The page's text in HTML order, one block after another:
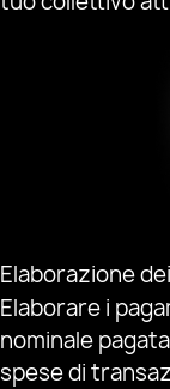
Elaborazione
Elaborare i
nominale
spese di